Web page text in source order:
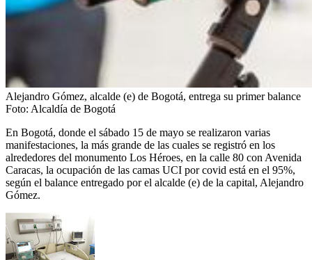
Alejandro Gómez, alcalde (e) de Bogotá, entrega su primer balance
Foto: Alcaldía de Bogotá
En Bogotá, donde el sábado 15 de mayo se realizaron varias
manifestaciones, la más grande de las cuales se registró en los
alrededores del monumento Los Héroes, en la calle 80 con Avenida
Caracas, la ocupación de las camas UCI por covid está en el 95%,
según el balance entregado por el alcalde (e) de la capital, Alejandro
Gómez.